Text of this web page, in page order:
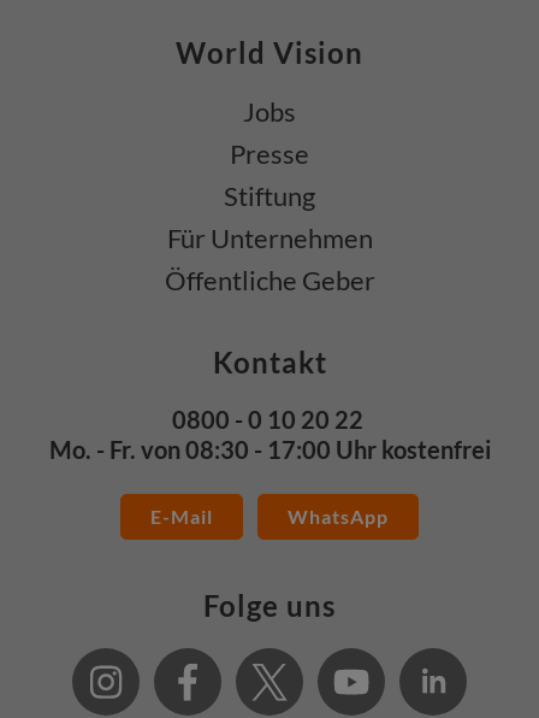
World Vision
Jobs
Presse
Stiftung
Für Unternehmen
Öffentliche Geber
Kontakt
0800 - 0 10 20 22
Mo. - Fr. von 08:30 - 17:00 Uhr kostenfrei
E-Mail WhatsApp
Folge uns